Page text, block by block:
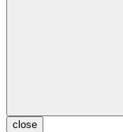
close